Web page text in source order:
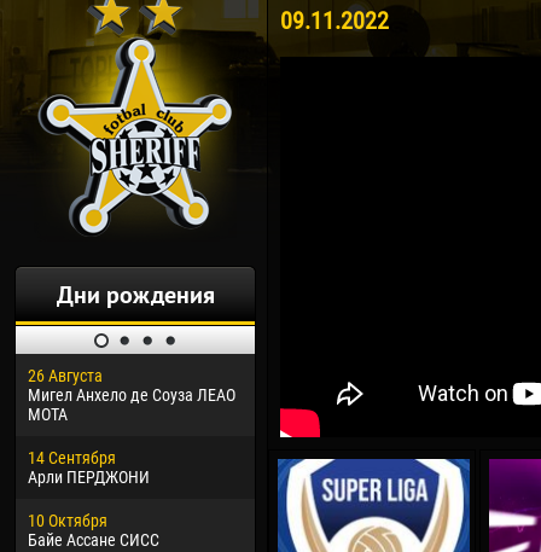
Дни рождения
26 Августа
Мигел Анхело де Соуза ЛЕАО
МОТА
14 Сентября
Арли ПЕРДЖОНИ
10 Октября
Байе Ассане СИСС
Дорасо Морео КЛАС
24 Февраля
Владислав КОСТИН
02 Марта
Вячеслав КОЗМА
09.11.2022